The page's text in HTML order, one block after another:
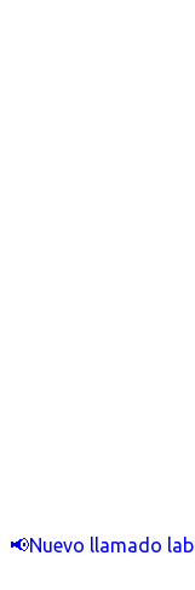
📢Nuevo llamado